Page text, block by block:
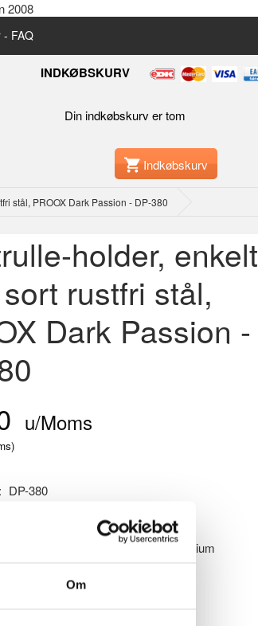
Om
2008
- FAQ
INDKØBSKURV
Din indkøbskurv er tom
Indkøbskurv
stål, PROOX Dark Passion - DP-380
holder, enkelt
rustfri stål,
Dark Passion -
u/Moms
)
DP-380
til én rulle papir, massivt sort aluminium